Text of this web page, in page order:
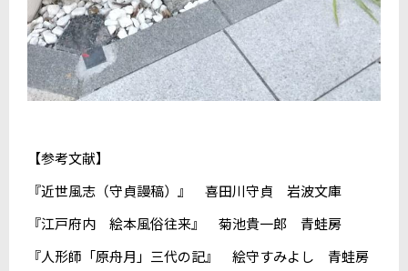
【参考文献】
『近世風志（守貞謾稿）』 喜田川守貞 岩波文庫
『江戸府内 絵本風俗往来』 菊池貴一郎 青蛙房
『人形師「原舟月」三代の記』 絵守すみよし 青蛙房